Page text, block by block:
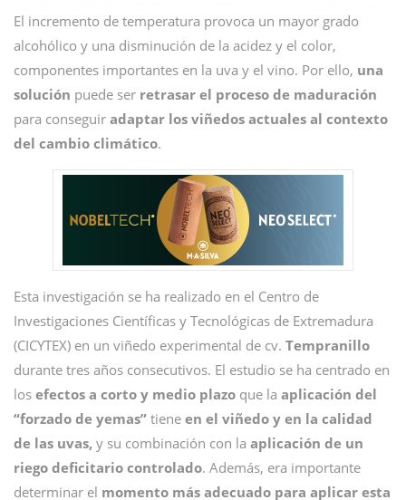
El incremento de temperatura provoca un mayor grado
alcohólico y una disminución de la acidez y el color,
componentes importantes en la uva y el vino. Por ello, una
solución puede ser retrasar el proceso de maduración
para conseguir adaptar los viñedos actuales al contexto
del cambio climático.
Esta investigación se ha realizado en el Centro de
Investigaciones Científicas y Tecnológicas de Extremadura
(CICYTEX) en un viñedo experimental de cv. Tempranillo
durante tres años consecutivos. El estudio se ha centrado en
los efectos a corto y medio plazo que la aplicación del
“forzado de yemas” tiene en el viñedo y en la calidad
de las uvas, y su combinación con la aplicación de un
riego deficitario controlado. Además, era importante
determinar el momento más adecuado para aplicar esta